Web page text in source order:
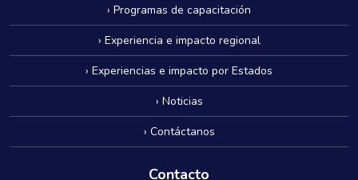
› Programas de capacitación
› Experiencia e impacto regional
› Experiencias e impacto por Estados
› Noticias
› Contáctanos
Contacto